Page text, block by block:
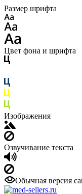
Размер шрифта
Цвет фона и шрифта
Изображения
Озвучивание текста
Обычная версия